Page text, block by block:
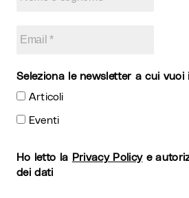
Seleziona le newsletter a cui vuoi
Articoli
Eventi
Ho letto la Privacy Policye
dei dati